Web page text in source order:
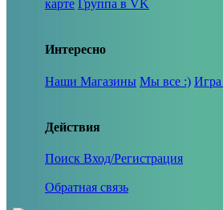
карте Группа в VK
Интересно
Наши Магазины Мы все :) Игра
Действия
Поиск Вход/Регистрация
Обратная связь